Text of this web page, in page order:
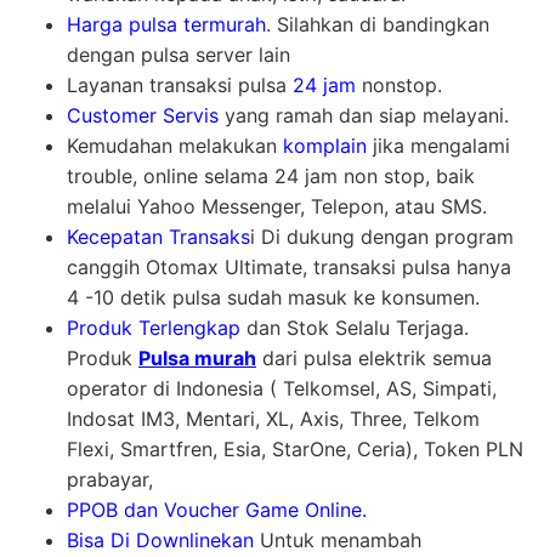
Harga pulsa termurah. Silahkan di bandingkan
dengan pulsa server lain
Layanan transaksi pulsa 24 jam nonstop.
Customer Servis yang ramah dan siap melayani.
Kemudahan melakukan komplain jika mengalami
trouble, online selama 24 jam non stop, baik
melalui Yahoo Messenger, Telepon, atau SMS.
Kecepatan Transaksi Di dukung dengan program
canggih Otomax Ultimate, transaksi pulsa hanya
4 -10 detik pulsa sudah masuk ke konsumen.
Produk Terlengkap dan Stok Selalu Terjaga.
Produk Pulsa murah dari pulsa elektrik semua
operator di Indonesia ( Telkomsel, AS, Simpati,
Indosat IM3, Mentari, XL, Axis, Three, Telkom
Flexi, Smartfren, Esia, StarOne, Ceria), Token PLN
prabayar,
PPOB dan Voucher Game Online.
Bisa Di Downlinekan Untuk menambah